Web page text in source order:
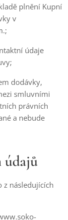
plnění Kupní
v
údaje
dodávky,
smluvními
právních
a nebude
údajů
z následujících